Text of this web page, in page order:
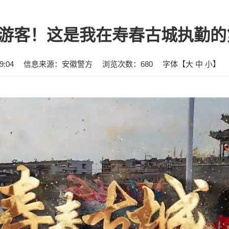
客！这是我在寿春古城执勤
信息来源：安徽警方 浏览次数： 680 字体【大 中 小】